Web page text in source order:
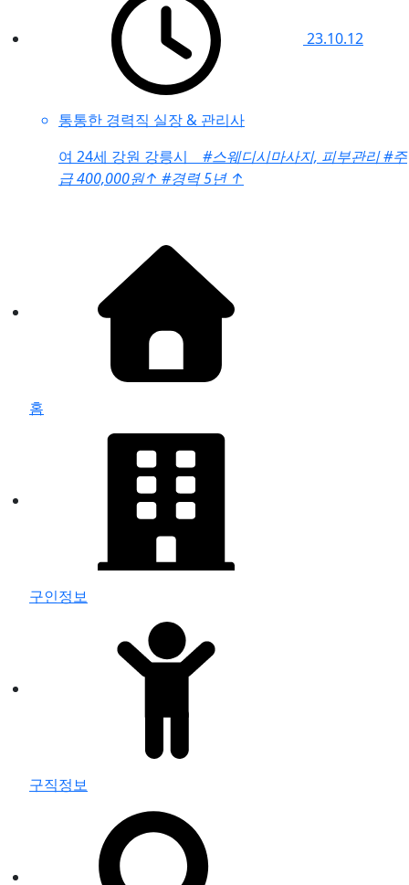
23.10.12
통통한 경력직 실장 & 관리사
여 24세 강원 강릉시 #스웨디시마사지, 피부관리#주
급 400,000원↑ #경력 5년 ↑
홈
구인정보
구직정보